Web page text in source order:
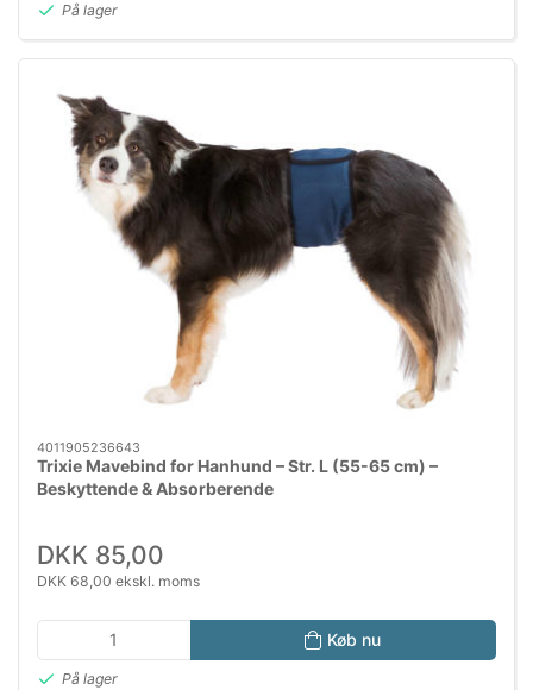
På lager
4011905236643
Trixie Mavebind for Hanhund – Str. L (55-65 cm) –
Beskyttende & Absorberende
DKK 85,00
DKK 68,00 ekskl. moms
Køb nu
På lager